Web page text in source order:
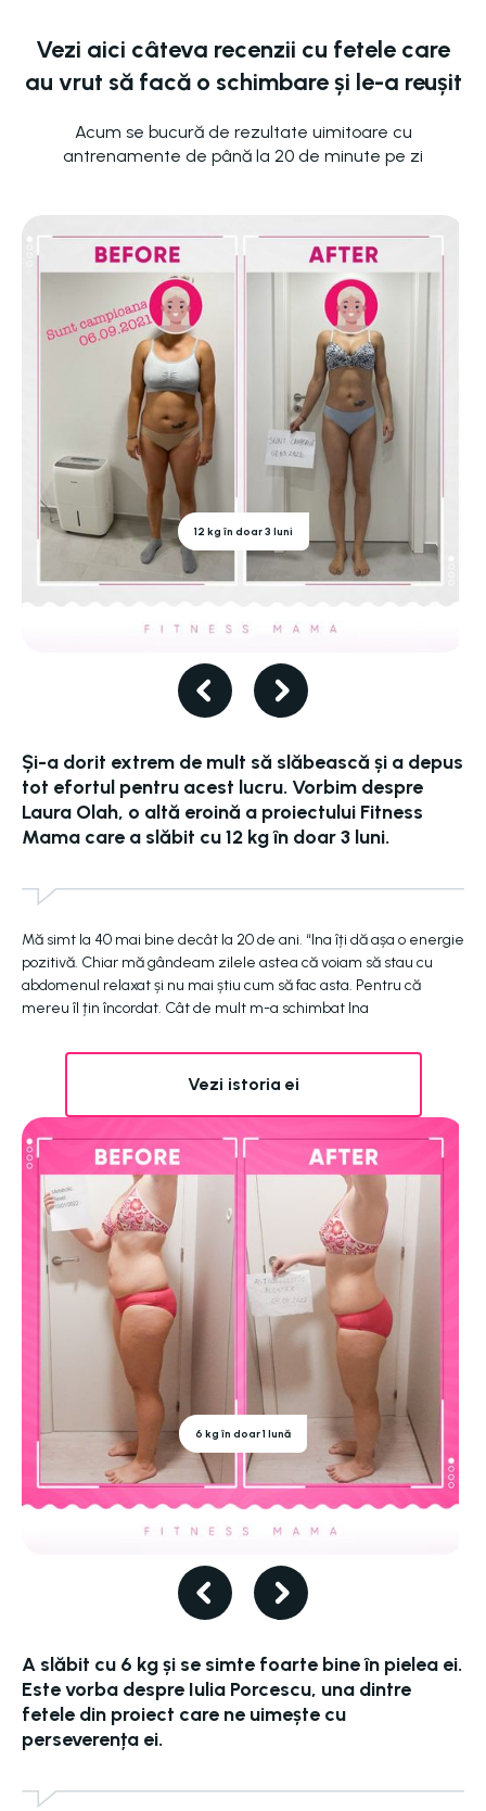
Vezi aici câteva recenzii cu fetele care
au vrut să facă o schimbare și le-a reușit
Acum se bucură de rezultate uimitoare cu
antrenamente de până la 20 de minute pe zi
12 kg în doar 3 luni
Și-a dorit extrem de mult să slăbească și a depus
tot efortul pentru acest lucru. Vorbim despre
Laura Olah, o altă eroină a proiectului Fitness
Mama care a slăbit cu 12 kg în doar 3 luni.
Mă simt la 40 mai bine decât la 20 de ani. “Ina îți dă așa o energie
pozitivă. Chiar mă gândeam zilele astea că voiam să stau cu
abdomenul relaxat și nu mai știu cum să fac asta. Pentru că
mereu îl țin încordat. Cât de mult m-a schimbat Ina
Vezi istoria ei
6 kg în doar 1 lună
A slăbit cu 6 kg și se simte foarte bine în pielea ei.
Este vorba despre Iulia Porcescu, una dintre
fetele din proiect care ne uimește cu
perseverența ei.